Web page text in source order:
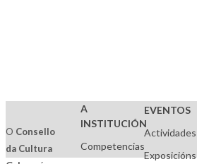
O Consello
da Cultura
A
INSTITUCIÓN
Competencias
EVENTOS
Actividades
Exposicións